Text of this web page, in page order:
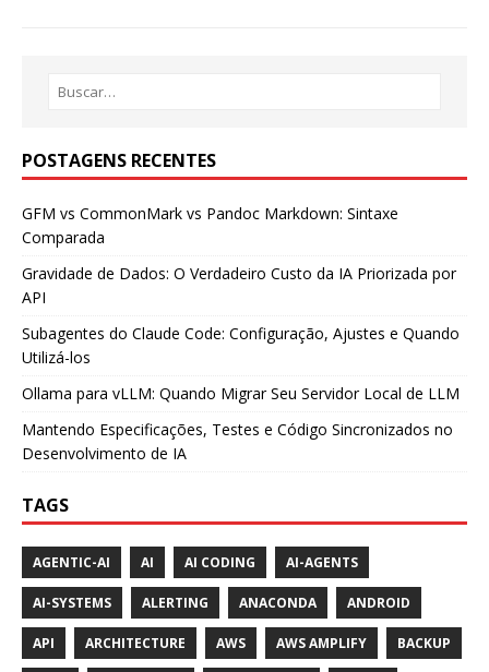
POSTAGENS RECENTES
GFM vs CommonMark vs Pandoc Markdown: Sintaxe
Comparada
Gravidade de Dados: O Verdadeiro Custo da IA Priorizada por
API
Subagentes do Claude Code: Configuração, Ajustes e Quando
Utilizá-los
Ollama para vLLM: Quando Migrar Seu Servidor Local de LLM
Mantendo Especificações, Testes e Código Sincronizados no
Desenvolvimento de IA
TAGS
AGENTIC-AI AI AI CODING AI-AGENTS
AI-SYSTEMS ALERTING ANACONDA ANDROID
API ARCHITECTURE AWS AWS AMPLIFY BACKUP